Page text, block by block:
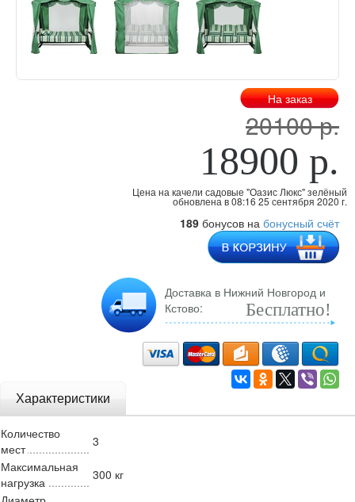
На заказ
20100 р.
18900 р.
Цена на качели садовые "Оазис Люкс" зелёный
обновлена в 08:16 25 сентября 2020 г.
189 бонусов на бонусный счёт
Доставка в Нижний Новгород и
Кстово:
Бесплатно!
Характеристики
Количество
мест
3
Максимальная
нагрузка
300 кг